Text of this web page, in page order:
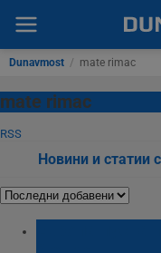
Dunavmost / mate rimac
mate rimac
RSS
Новини и статии